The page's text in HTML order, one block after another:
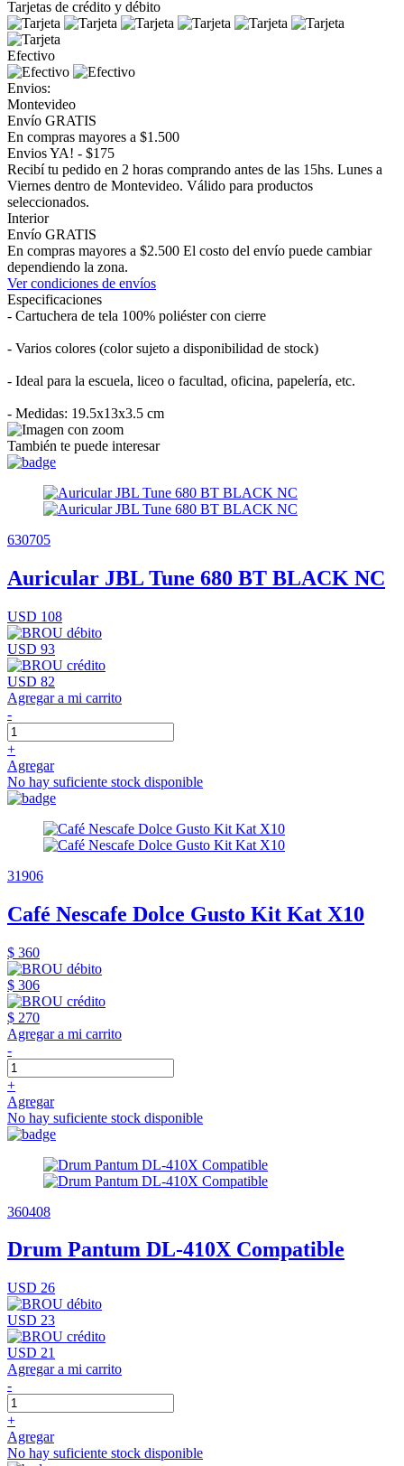
Tarjetas de crédito y débito
Efectivo
Envios:
Montevideo
Envío GRATIS
En compras mayores a $1.500
Envios YA! - $175
Recibí tu pedido en 2 horas comprando antes de las 15hs. Lunes a
Viernes dentro de Montevideo. Válido para productos
seleccionados.
Interior
Envío GRATIS
En compras mayores a $2.500 El costo del envío puede cambiar
dependiendo la zona.
Ver condiciones de envíos
Especificaciones
- Cartuchera de tela 100% poliéster con cierre
- Varios colores (color sujeto a disponibilidad de stock)
- Ideal para la escuela, liceo o facultad, oficina, papelería, etc.
- Medidas: 19.5x13x3.5 cm
También te puede interesar
630705
Auricular JBL Tune 680 BT BLACK NC
USD 108
USD 93
USD 82
Agregar a mi carrito
-
+
Agregar
No hay suficiente stock disponible
31906
Café Nescafe Dolce Gusto Kit Kat X10
$ 360
$ 306
$ 270
Agregar a mi carrito
-
+
Agregar
No hay suficiente stock disponible
360408
Drum Pantum DL-410X Compatible
USD 26
USD 23
USD 21
Agregar a mi carrito
-
+
Agregar
No hay suficiente stock disponible